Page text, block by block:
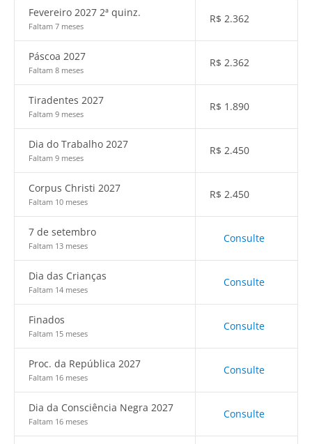
Fevereiro 2027 2ª quinz.
Faltam 7 meses
R$ 2.362
Páscoa 2027
Faltam 8 meses
R$ 2.362
Tiradentes 2027
Faltam 9 meses
R$ 1.890
Dia do Trabalho 2027
Faltam 9 meses
R$ 2.450
Corpus Christi 2027
Faltam 10 meses
R$ 2.450
7 de setembro
Faltam 13 meses
Consulte
Dia das Crianças
Faltam 14 meses
Consulte
Finados
Faltam 15 meses
Consulte
Proc. da República 2027
Faltam 16 meses
Consulte
Dia da Consciência Negra 2027
Faltam 16 meses
Consulte